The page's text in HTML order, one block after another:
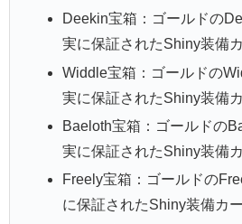
Deekin宝箱：ゴールドの
実に保証されたShiny装備
Widdle宝箱：ゴールドの
実に保証されたShiny装備
Baeloth宝箱：ゴールドの
実に保証されたShiny装備
Freely宝箱：ゴールドの
に保証されたShiny装備カ